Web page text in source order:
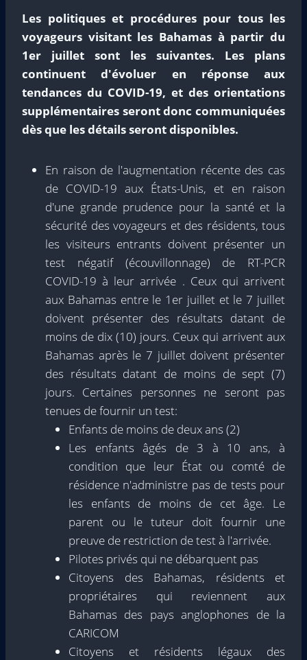
Les politiques et procédures pour tous les
voyageurs visitant les Bahamas à partir du
1er juillet sont les suivantes. Les plans
continuent d'évoluer en réponse aux
tendances du COVID-19, et des orientations
supplémentaires seront donc communiquées
dès que les détails seront disponibles.
En raison de l'augmentation récente des cas
de COVID-19 aux États-Unis, et en raison
d'une grande prudence pour la santé et la
sécurité des voyageurs et des résidents, tous
les visiteurs entrants doivent présenter un
test négatif (écouvillonnage) de RT-PCR
COVID-19 à leur arrivée . Ceux qui arrivent
aux Bahamas entre le 1er juillet et le 7 juillet
doivent présenter des résultats datant de
moins de dix (10) jours. Ceux qui arrivent aux
Bahamas après le 7 juillet doivent présenter
des résultats datant de moins de sept (7)
jours. Certaines personnes ne seront pas
tenues de fournir un test:
Enfants de moins de deux ans (2)
Les enfants âgés de 3 à 10 ans, à
condition que leur État ou comté de
résidence n'administre pas de tests pour
les enfants de moins de cet âge. Le
parent ou le tuteur doit fournir une
preuve de restriction de test à l'arrivée.
Pilotes privés qui ne débarquent pas
Citoyens des Bahamas, résidents et
propriétaires qui reviennent aux
Bahamas des pays anglophones de la
CARICOM
Citoyens et résidents légaux des